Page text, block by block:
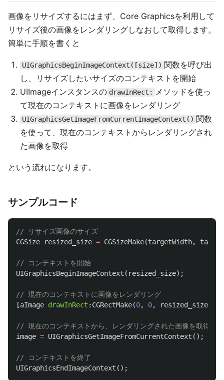
画像をリサイズするにはまず、Core Graphicsを利用して
リサイズ後の画像をレンダリングしなおして取得します。
簡単に手順を書くと
UIGraphicsBeginImageContext([size]) 関数を呼び出
し、リサイズしたいサイズのコンテキストを開始
UIImageインスタンスの drawInRect:
メソッドを使っ
て現在のコンテキストに画像をレンダリング
UIGraphicsGetImageFromCurrentImageContext() 関数
を使って、現在のコンテキストからレンダリングされ
た画像を取得
という流れになります。
サンプルコード
// リサイズ画像のサイズ
CGSize
resized_size = CGSizeMake(targetWidth,
// コンテキストを開始
UIGraphicsBeginImageContext ( resized_size);
// 現在のコンテキストに画像をレンダリング
[aImage drawInRect : CGRectMake(0, 0, resized_size
// 現在のコンテキストから、レンダリングされた画像を取得
image = UIGraphicsGetImageFromCurrentContext ();
// コンテキストを終了
UIGraphicsEndImageContext ();